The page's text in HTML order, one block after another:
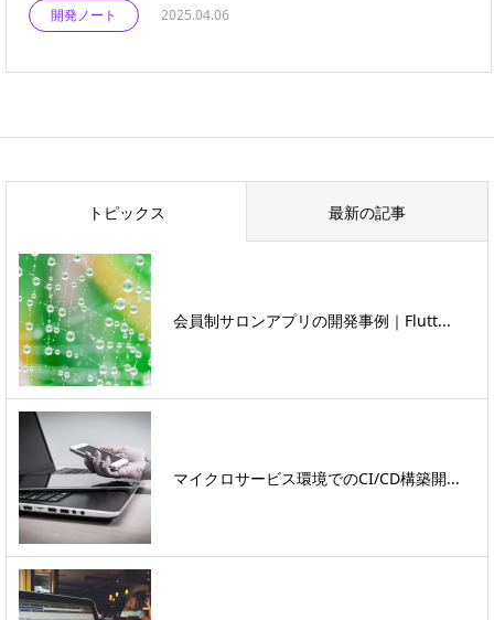
開発ノート 2025.04.06
トピックス 最新の記事
会員制サロンアプリの開発事例｜Flutt...
マイクロサービス環境でのCI/CD構築開...